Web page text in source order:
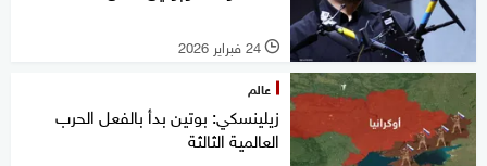
l 24 فبراير 2026
عالم
زيلينسكي: بوتين بدأ بالفعل الحرب
العالمية الثالثة